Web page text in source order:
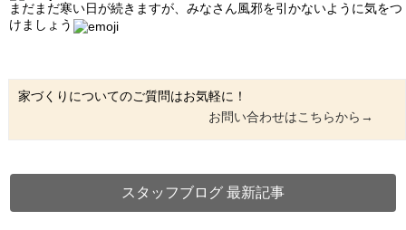
まだまだ寒い日が続きますが、みなさん風邪を引かないように気をつ
けましょう
家づくりについてのご質問はお気軽に！
お問い合わせはこちらから→
スタッフブログ 最新記事